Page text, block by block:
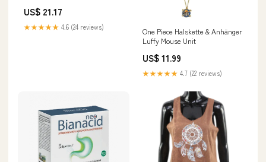
Fitting/Push-In
Fitting/Functional
Fitting/Directional/3-Way ball
US$ 21.17
★★★★★ 4.6 (24 reviews)
One Piece Halskette & Anhänger
Luffy Mouse Unit
US$ 11.99
★★★★★ 4.7 (22 reviews)